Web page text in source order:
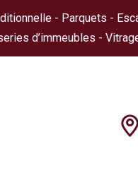
- Parquets -
d’immeubles -